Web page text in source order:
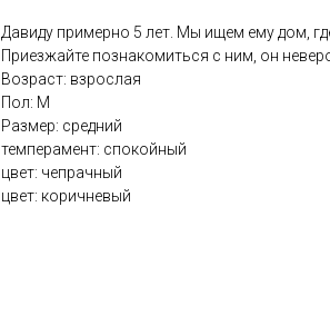
Давиду примерно 5 лет. Мы ищем ему дом,
Приезжайте познакомиться с ним, он
Возраст: взрослая
Пол: М
Размер: средний
темперамент: спокойный
цвет: чепрачный
цвет: коричневый